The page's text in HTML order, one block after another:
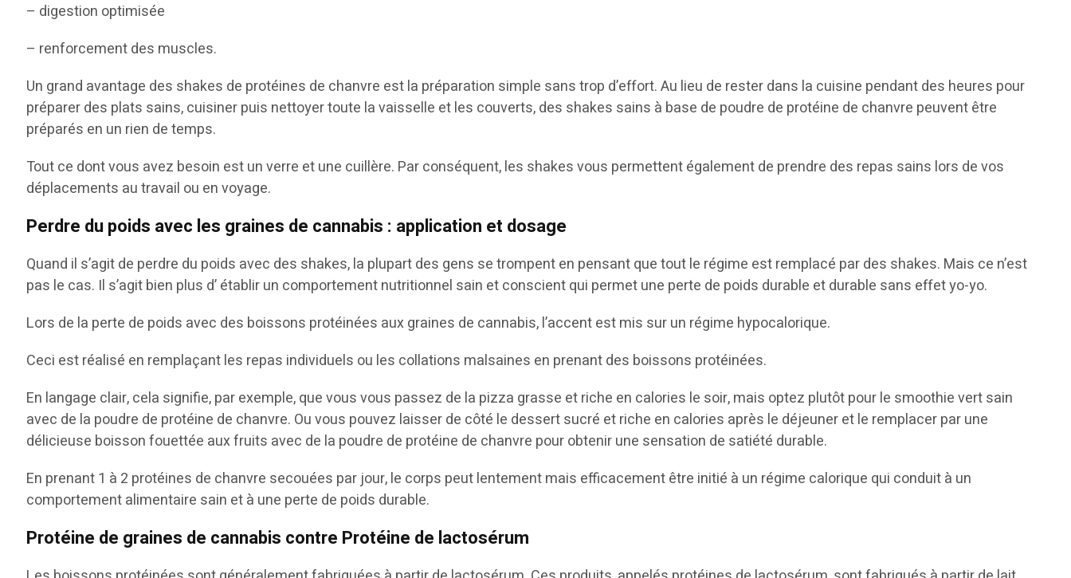
– digestion optimisée
– renforcement des muscles.
Un grand avantage des shakes de protéines de chanvre est la préparation simple sans trop d’effort. Au lieu de rester dans la cuisine pendant des heures pour
préparer des plats sains, cuisiner puis nettoyer toute la vaisselle et les couverts, des shakes sains à base de poudre de protéine de chanvre peuvent être
préparés en un rien de temps.
Tout ce dont vous avez besoin est un verre et une cuillère. Par conséquent, les shakes vous permettent également de prendre des repas sains lors de vos
déplacements au travail ou en voyage.
Perdre du poids avec les graines de cannabis : application et dosage
Quand il s’agit de perdre du poids avec des shakes, la plupart des gens se trompent en pensant que tout le régime est remplacé par des shakes. Mais ce n’est
pas le cas. Il s’agit bien plus d’ établir un comportement nutritionnel sain et conscient qui permet une perte de poids durable et durable sans effet yo-yo.
Lors de la perte de poids avec des boissons protéinées aux graines de cannabis, l’accent est mis sur un régime hypocalorique.
Ceci est réalisé en remplaçant les repas individuels ou les collations malsaines en prenant des boissons protéinées.
En langage clair, cela signifie, par exemple, que vous vous passez de la pizza grasse et riche en calories le soir, mais optez plutôt pour le smoothie vert sain
avec de la poudre de protéine de chanvre. Ou vous pouvez laisser de côté le dessert sucré et riche en calories après le déjeuner et le remplacer par une
délicieuse boisson fouettée aux fruits avec de la poudre de protéine de chanvre pour obtenir une sensation de satiété durable.
En prenant 1 à 2 protéines de chanvre secouées par jour, le corps peut lentement mais efficacement être initié à un régime calorique qui conduit à un
comportement alimentaire sain et à une perte de poids durable.
Protéine de graines de cannabis contre Protéine de lactosérum